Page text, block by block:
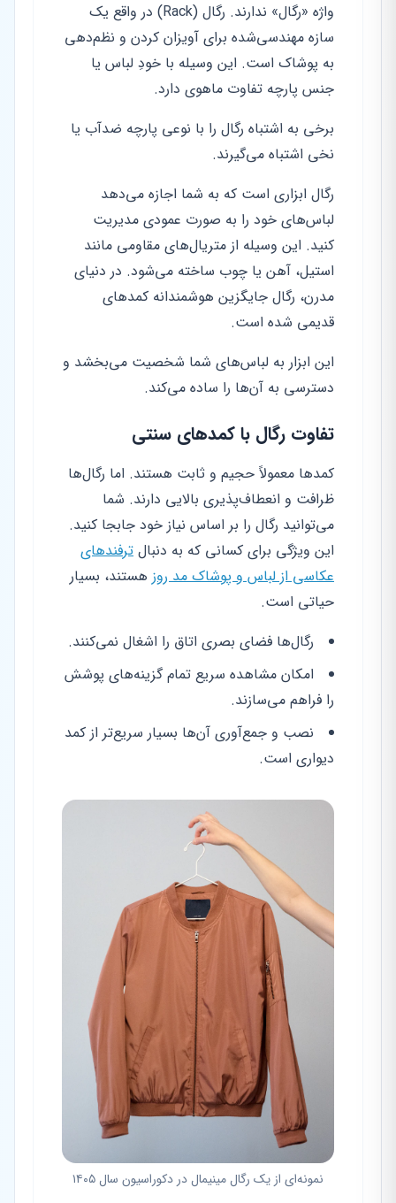
واژه «رگال» ندارند. رگال (Rack) در واقع یک
سازه مهندسی‌شده برای آویزان کردن و نظم‌دهی
به پوشاک است. این وسیله با خودِ لباس یا
جنس پارچه تفاوت ماهوی دارد.
برخی به اشتباه رگال را با نوعی پارچه ضدآب یا
نخی اشتباه می‌گیرند.
رگال ابزاری است که به شما اجازه می‌دهد
لباس‌های خود را به صورت عمودی مدیریت
کنید. این وسیله از متریال‌های مقاومی مانند
استیل، آهن یا چوب ساخته می‌شود. در دنیای
مدرن، رگال جایگزین هوشمندانه کمد‌های
قدیمی شده است.
این ابزار به لباس‌های شما شخصیت می‌بخشد و
دسترسی به آن‌ها را ساده می‌کند.
تفاوت رگال با کمد‌های سنتی
کمدها معمولاً حجیم و ثابت هستند. اما رگال‌ها
ظرافت و انعطاف‌پذیری بالایی دارند. شما
می‌توانید رگال را بر اساس نیاز خود جابجا کنید.
این ویژگی برای کسانی که به دنبال ترفندهای
عکاسی از لباس و پوشاک مد روز هستند، بسیار
حیاتی است.
رگال‌ها فضای بصری اتاق را اشغال نمی‌کنند.
امکان مشاهده سریع تمام گزینه‌های پوشش
را فراهم می‌سازند.
نصب و جمع‌آوری آن‌ها بسیار سریع‌تر از کمد
دیواری است.
نمونه‌ای از یک رگال مینیمال در دکوراسیون سال ۱۴۰۵